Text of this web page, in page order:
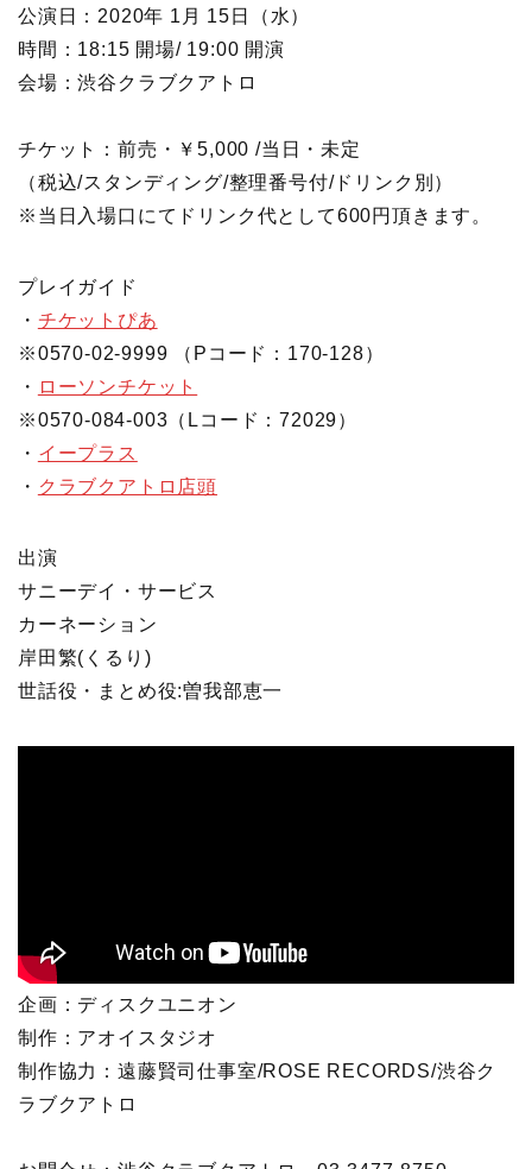
公演日：2020年 1月 15日（水）
時間：18:15 開場/ 19:00 開演
会場：渋谷クラブクアトロ
チケット：前売・￥5,000 /当日・未定
（税込/スタンディング/整理番号付/ドリンク別）
※当日入場口にてドリンク代として600円頂きます。
プレイガイド
・ チケットぴあ
※0570-02-9999 （Pコード：170-128）
・ ローソンチケット
※0570-084-003（Lコード：72029）
・ イープラス
・ クラブクアトロ店頭
出演
サニーデイ・サービス
カーネーション
岸田繁(くるり)
世話役・まとめ役:曽我部恵一
企画：ディスクユニオン
制作：アオイスタジオ
制作協力：遠藤賢司仕事室/ROSE RECORDS/渋谷ク
ラブクアトロ